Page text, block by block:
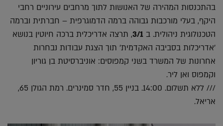
בהתכנסות המהירה של האנושות לתוך מרחבים עירוניים רחבי
היקף, בעלי מורכבות גבוהה ברמה הדמוגרפית – חברתית וברמה
הטכנולוגית ניהולית. ב 3/1, תרצה אדריכלית ברכה חיוטין בנושא
'אדריכלות בסביבה האקדמית' תוך הצגת עבודות נבחרות
אחרונות של המשרד בשני קמפוסים: אוניברסיטת בן גוריון
וקמפוס ואן ליר.
/// ללא תשלום. 14:00. בניין 55, חדר סמינרים. רמת הגולן 65,
אריאל.